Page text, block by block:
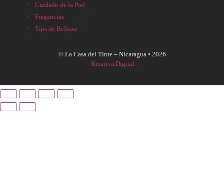
Cuidado de la Piel
Fragancias
Tips de Belleza
© La Casa del Tinte – Nicaragua • 2026
Kreativa Digital